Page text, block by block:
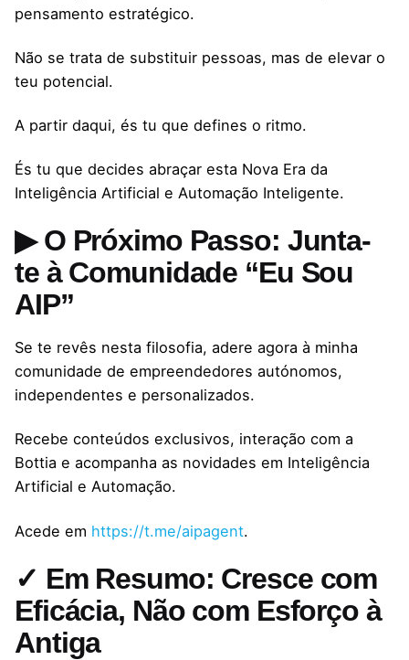
pensamento estratégico.
Não se trata de substituir pessoas, mas de elevar o
teu potencial.
A partir daqui, és tu que defines o ritmo.
És tu que decides abraçar esta Nova Era da
Inteligência Artificial e Automação Inteligente.
▶ O Próximo Passo: Junta-
te à Comunidade “Eu Sou
AIP”
Se te revês nesta filosofia, adere agora à minha
comunidade de empreendedores autónomos,
independentes e personalizados.
Recebe conteúdos exclusivos, interação com a
Bottia e acompanha as novidades em Inteligência
Artificial e Automação.
Acede em https://t.me/aipagent.
✓ Em Resumo: Cresce com
Eficácia, Não com Esforço à
Antiga